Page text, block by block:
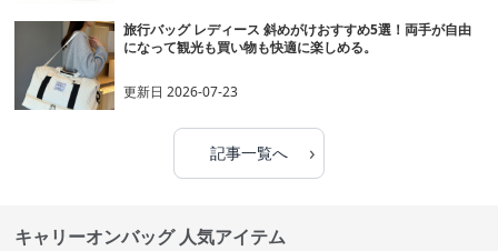
旅行バッグ レディース 斜めがけおすすめ5選！両手が自由
になって観光も買い物も快適に楽しめる。
更新日2026-07-23
記事一覧へ ›
キャリーオンバッグ 人気アイテム